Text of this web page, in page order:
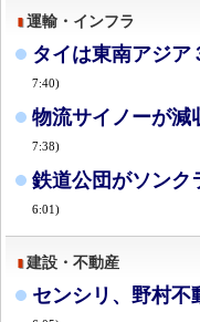
運輸・インフラ
タイは東南アジア
7:40)
物流サイノーが減
7:38)
鉄道公団がソンク
6:01)
建設・不動産
センシリ、野村不